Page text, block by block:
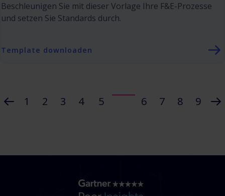
Beschleunigen Sie mit dieser Vorlage Ihre F&E-Prozesse
und setzen Sie Standards durch.
Template downloaden
1 2 3 4 5 6 7 8 9